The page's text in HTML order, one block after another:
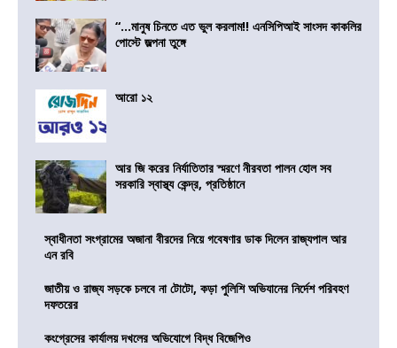
“…মানুষ চিনতে এত ভুল করলাম!! এনসিপিআই সাংসদ কাকলির
পোস্টে জল্পনা তুঙ্গে
আরো ১২
আর জি করের নির্যাতিতার স্মরণে নীরবতা পালন হোল সব
সরকারি স্বাস্থ্য কেন্দ্র, প্রতিষ্ঠানে
স্বাধীনতা সংগ্রামের অজানা বীরদের নিয়ে গবেষণার ডাক দিলেন রাজ্যপাল আর
এন রবি
জাতীয় ও রাজ্য সড়কে চলবে না টোটো, কড়া পুলিশি অভিযানের নির্দেশ পরিবহণ
দফতরের
কংগ্রেসের কার্যালয় দখলের অভিযোগে বিদ্ধ বিজেপিও